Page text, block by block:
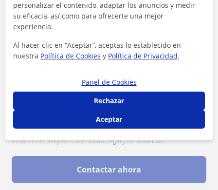
Al hacer clic, aceptas nuestroaviso legaly deprivacidad
Contactar ahora
personalizar el contenido, adaptar los anuncios y medir
su eficacia, así como para ofrecerte una mejor
experiencia.
Al hacer clic en “Aceptar”, aceptas lo establecido en
nuestra Política de Cookies y Política de Privacidad.
Panel de Cookies
Rechazar
Aceptar